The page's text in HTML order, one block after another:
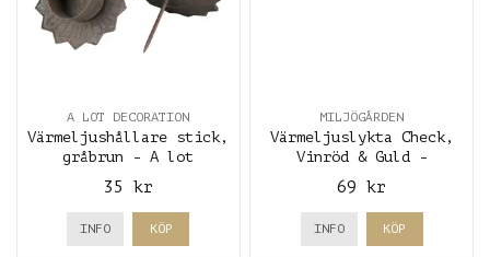
A LOT DECORATION
Värmeljushållare stick,
gråbrun - A lot
decoration
35 kr
INFO KÖP
MILJÖGÅRDEN
Värmeljuslykta Check,
Vinröd & Guld -
Miljögården
69 kr
INFO KÖP